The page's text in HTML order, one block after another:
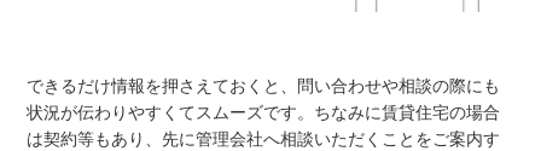
できるだけ情報を押さえておくと、問い合わせや相談の際にも
状況が伝わりやすくてスムーズです。ちなみに賃貸住宅の場合
は契約等もあり、先に管理会社へ相談いただくことをご案内す